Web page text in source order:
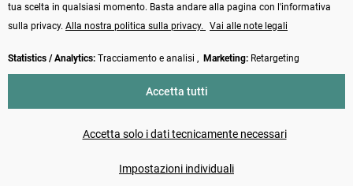
Vertrag widerrufen
non diversamente indicato
tua scelta in qualsiasi momento. Basta andare alla pagina con l'informativa
sulla privacy. Alla nostra politica sulla privacy. Vai alle note legali
Statistics / Analytics: Tracciamento e analisi , Marketing: Retargeting
Impostazioni individuali
Accetta solo i dati tecnicamente necessari
Accetta tutti